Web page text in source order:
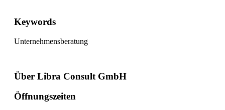
Keywords
Unternehmensberatung
Über Libra Consult GmbH
Öffnungszeiten